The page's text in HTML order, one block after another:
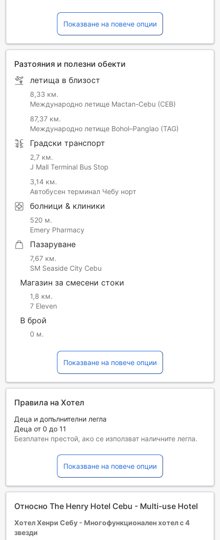
Показване на повече опции
Разтояния и полезни обекти
летища в близост
8,33 км.
Международно летище Mactan-Cebu (CEB)
87,37 км.
Международно летище Bohol–Panglao (TAG)
Градски транспорт
2,7 км.
J Mall Terminal Bus Stop
3,14 км.
Автобусен терминал Чебу норт
болници & клиники
520 м.
Emery Pharmacy
Пазаруване
7,67 км.
SM Seaside City Cebu
Магазин за смесени стоки
1,8 км.
7 Eleven
В брой
0 м.
Показване на повече опции
Правила на Хотел
Деца и допълнителни легла
Деца от 0 до 11
Безплатен престой, ако се използват наличните легла.
избрания тип стая. За повече информация вижте
капацитета на отделните стаи.
При резервиране на повече от 5 стаи е възможно да се
прилагат различни условия и допълнителни плащания.
Показване на повече опции
Относно The Henry Hotel Cebu - Multi-use Hotel
Хотел Хенри Себу - Многофункционален хотел с 4
звезди